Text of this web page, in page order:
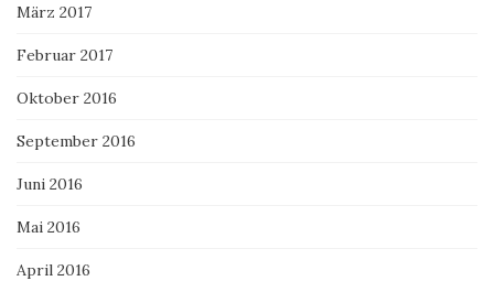
März 2017
Februar 2017
Oktober 2016
September 2016
Juni 2016
Mai 2016
April 2016